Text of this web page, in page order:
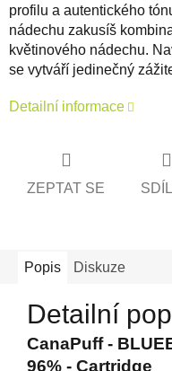
profilu a autentického
nádechu zakusíš
květinového nádechu.
se vytváří jedinečný
Detailní informace
ZEPTAT SE
Popis Diskuze
Detailní
CanaPuff -
96% - Cartridge